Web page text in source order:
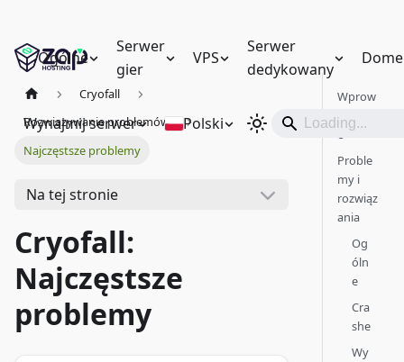
Ogólne
Serwer
gier
VPS
Serwer
dedykowany
Wynajmij serwer Polski
Cryofall
Rozwiązywanie problemów
Najczęstsze problemy
Na tej stronie
Cryofall:
Najczęstsze
problemy
Wprow
adzeni
e
Proble
my i
rozwiąz
ania
Og
óln
e
Cra
she
Wy